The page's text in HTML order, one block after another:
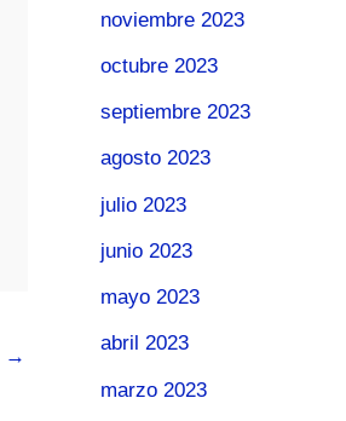
→
noviembre 2023
octubre 2023
septiembre 2023
agosto 2023
julio 2023
junio 2023
mayo 2023
abril 2023
marzo 2023